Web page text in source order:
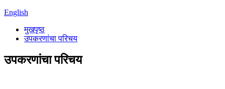
English
मुखपृष्ठ
उपकरणांचा परिचय
उपकरणांचा परिचय